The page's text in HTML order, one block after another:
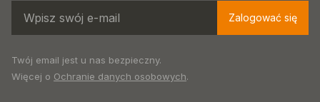
Zalogować się
Twój email jest u nas bezpieczny.
Więcej o Ochranie danych osobowych.